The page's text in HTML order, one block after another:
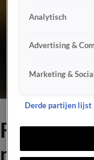
naar
Analytisch
Advertising &
Marketing &
Derde partijen lijst